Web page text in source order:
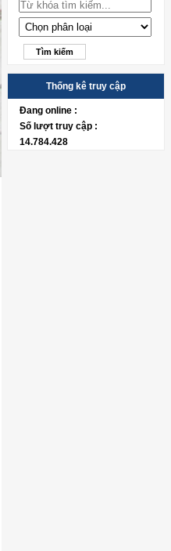
Thống kê truy cập
Đang online :
Số lượt truy cập :
14.784.428